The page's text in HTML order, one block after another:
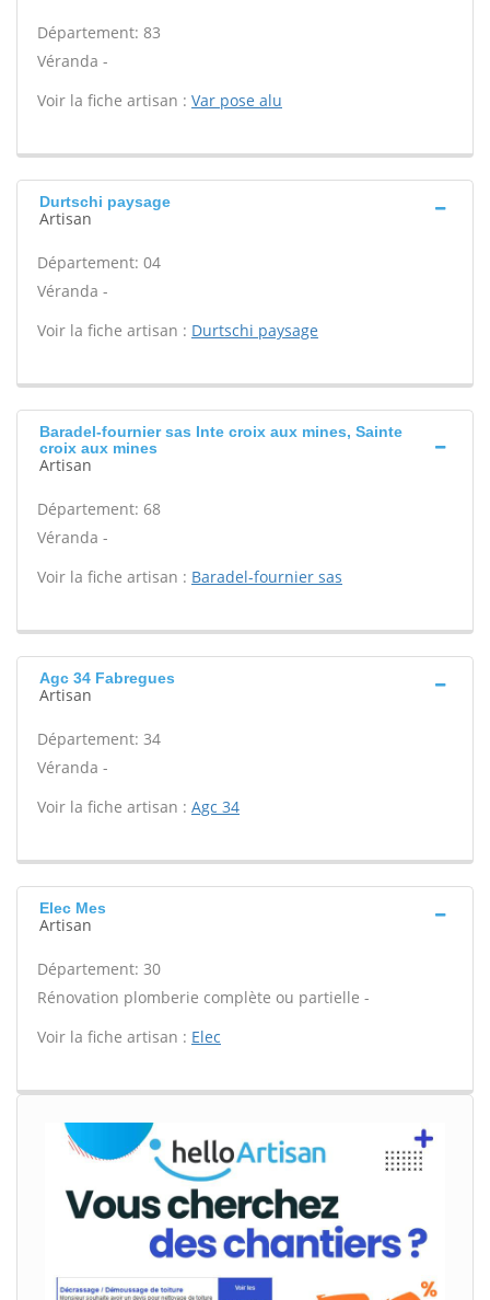
Département: 83
Véranda -
Voir la fiche artisan : Var pose alu
Durtschi paysage
Artisan
Département: 04
Véranda -
Voir la fiche artisan : Durtschi paysage
Baradel-fournier sas Inte croix aux mines, Sainte
croix aux mines
Artisan
Département: 68
Véranda -
Voir la fiche artisan : Baradel-fournier sas
Agc 34 Fabregues
Artisan
Département: 34
Véranda -
Voir la fiche artisan : Agc 34
Elec Mes
Artisan
Département: 30
Rénovation plomberie complète ou partielle -
Voir la fiche artisan : Elec